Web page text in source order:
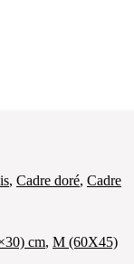
, Cadre doré, Cadre
cm, M (60X45)